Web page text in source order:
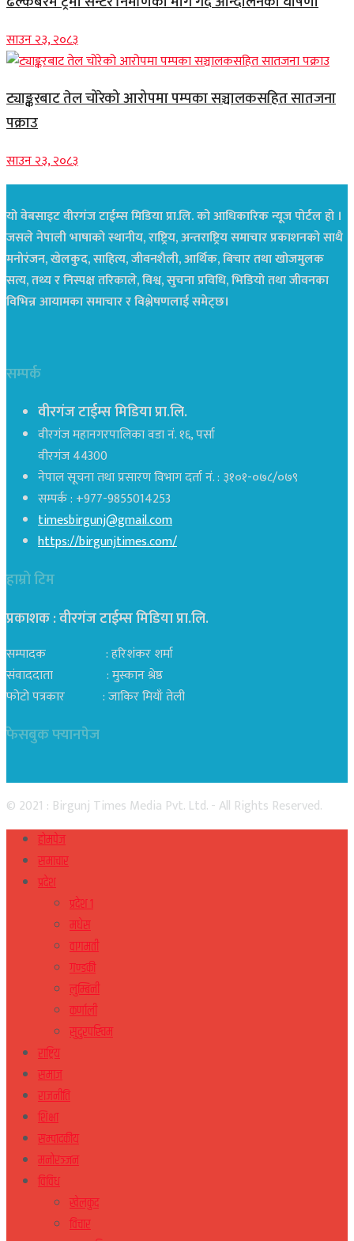
साउन २३, २०८३
ट्याङ्करबाट तेल चोरेको आरोपमा पम्पका सञ्चालकसहित सातजना
पक्राउ
साउन २३, २०८३
यो वेबसाइट वीरगंज टाईम्स मिडिया प्रा.लि. को आधिकारिक न्यूज पोर्टल हो ।
जसले नेपाली भाषाको स्थानीय, राष्ट्रिय, अन्तराष्ट्रिय समाचार प्रकाशनको साथै
मनोरंजन, खेलकुद, साहित्य, जीवनशैली, आर्थिक, बिचार तथा खोजमुलक
सत्य, तथ्य र निस्पक्ष तरिकाले, विश्व, सुचना प्रविधि, भिडियो तथा जीवनका
विभिन्न आयामका समाचार र विश्लेषणलाई समेट्छ।
सम्पर्क
वीरगंज टाईम्स मिडिया प्रा.लि.
वीरगंज महानगरपालिका वडा नं. १६, पर्सा
वीरगंज 44300
नेपाल सूचना तथा प्रसारण विभाग दर्ता नं. : ३१०१-०७८/०७९
सम्पर्क : +977-9855014253
timesbirgunj@gmail.com
https://birgunjtimes.com/
हाम्रो टिम
प्रकाशक : वीरगंज टाईम्स मिडिया प्रा‍.लि.
सम्पादक : हरिशंकर शर्मा
संवाददाता : मुस्कान श्रेष्ठ
फोटो पत्रकार : जाकिर मियाँ तेली
फेसबुक फ्यानपेज
© 2021 : Birgunj Times Media Pvt. Ltd. - All Rights Reserved.
होमपेज
समाचार
प्रदेश
प्रदेश १
मधेस
वागमती
गण्डकी
लुम्बिनी
कर्णाली
सुदुरपस्चिम
राष्ट्रिय
समाज
राजनीति
शिक्षा
सम्पादकीय
मनोरञ्जन
विविध
खेलकुद
विचार